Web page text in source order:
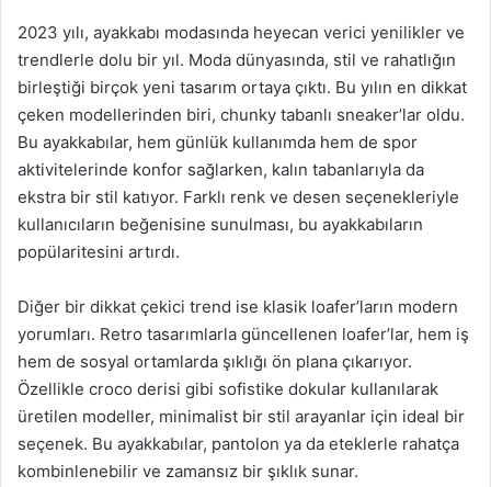
2023 yılı, ayakkabı modasında heyecan verici yenilikler ve
trendlerle dolu bir yıl. Moda dünyasında, stil ve rahatlığın
birleştiği birçok yeni tasarım ortaya çıktı. Bu yılın en dikkat
çeken modellerinden biri, chunky tabanlı sneaker’lar oldu.
Bu ayakkabılar, hem günlük kullanımda hem de spor
aktivitelerinde konfor sağlarken, kalın tabanlarıyla da
ekstra bir stil katıyor. Farklı renk ve desen seçenekleriyle
kullanıcıların beğenisine sunulması, bu ayakkabıların
popülaritesini artırdı.
Diğer bir dikkat çekici trend ise klasik loafer’ların modern
yorumları. Retro tasarımlarla güncellenen loafer’lar, hem iş
hem de sosyal ortamlarda şıklığı ön plana çıkarıyor.
Özellikle croco derisi gibi sofistike dokular kullanılarak
üretilen modeller, minimalist bir stil arayanlar için ideal bir
seçenek. Bu ayakkabılar, pantolon ya da eteklerle rahatça
kombinlenebilir ve zamansız bir şıklık sunar.